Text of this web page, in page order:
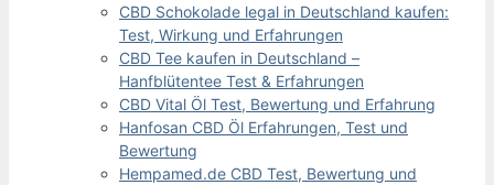
CBD Schokolade legal in Deutschland kaufen:
Test, Wirkung und Erfahrungen
CBD Tee kaufen in Deutschland –
Hanfblütentee Test & Erfahrungen
CBD Vital Öl Test, Bewertung und Erfahrung
Hanfosan CBD Öl Erfahrungen, Test und
Bewertung
Hempamed.de CBD Test, Bewertung und